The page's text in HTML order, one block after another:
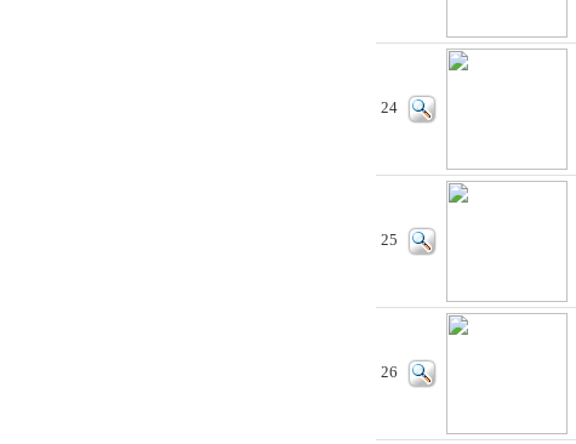
24
25
26